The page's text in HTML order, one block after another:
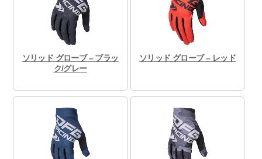
ソリッド グローブ – ブラッ
ク/グレー
ソリッド グローブ – レッド